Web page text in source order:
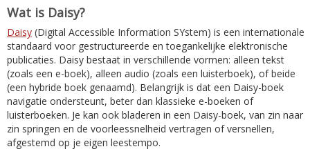
Wat is Daisy?
Daisy (Digital Accessible Information SYstem) is een internationale
standaard voor gestructureerde en toegankelijke elektronische
publicaties. Daisy bestaat in verschillende vormen: alleen tekst
(zoals een e-boek), alleen audio (zoals een luisterboek), of beide
(een hybride boek genaamd). Belangrijk is dat een Daisy-boek
navigatie ondersteunt, beter dan klassieke e-boeken of
luisterboeken. Je kan ook bladeren in een Daisy-boek, van zin naar
zin springen en de voorleessnelheid vertragen of versnellen,
afgestemd op je eigen leestempo.